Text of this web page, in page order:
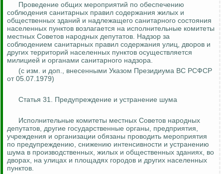
Проведение общих мероприятий по обеспечению
соблюдения санитарных правил содержания жилых и
общественных зданий и надлежащего санитарного состояния
населенных пунктов возлагается на исполнительные комитеты
местных Советов народных депутатов. Надзор за
соблюдением санитарных правил содержания улиц, дворов и
других территорий населенных пунктов осуществляется
милицией и органами санитарного надзора.
(с изм. и доп., внесенными Указом Президиума ВС РСФСР
от 05.07.1979)
Статья 31. Предупреждение и устранение шума
Исполнительные комитеты местных Советов народных
депутатов, другие государственные органы, предприятия,
учреждения и организации обязаны проводить мероприятия
по предупреждению, снижению интенсивности и устранению
шума в производственных, жилых и общественных зданиях, во
дворах, на улицах и площадях городов и других населенных
пунктов.